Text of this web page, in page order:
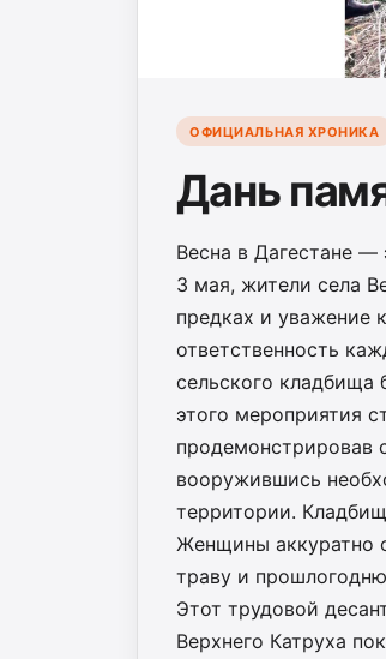
ОФИЦИАЛЬНАЯ ХРОНИКА
Дань
Весна в Дагестане —
3 мая, жители села
предках и уважение
ответственность
сельского кладбища
этого мероприятия
продемонстрировав
вооружившись
территории.
Женщины аккуратно
траву и
Этот трудовой
Верхнего Катруха